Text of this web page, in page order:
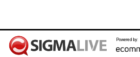
Powered by: